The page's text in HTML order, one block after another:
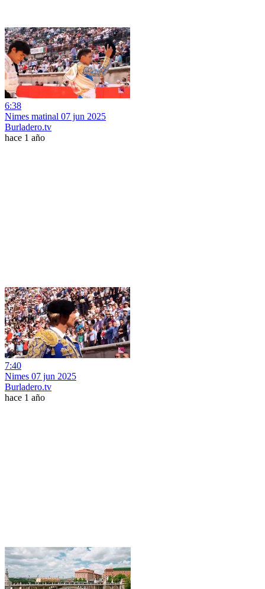
6:38
Nimes matinal 07 jun 2025
Burladero.tv
hace 1 año
7:40
Nimes 07 jun 2025
Burladero.tv
hace 1 año